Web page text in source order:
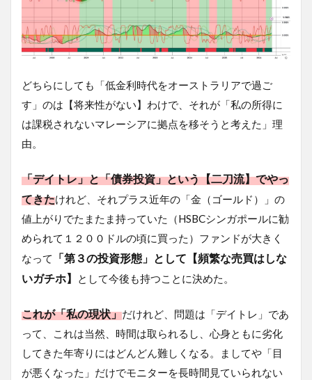
どちらにしても「低金利時代をオーストラリアで過ご
す」のは【将来性がない】わけで、それが「私の所得に
は課税されないマレーシアに拠点を移そうと考えた」理
由。
「デイトレ」と「債券投資」という【二刀流】でやっ
てきたけれど、それプラス近年の「金（ゴールド）」の
値上がりでたまたま持っていた（HSBCシンガポールに勧
められて１２００ドルの頃に買った）ファンドが大きく
なって
「第３の投資形態」として【頻繁な売買はしな
いガチホ】
として今後も持つことに決めた。
これが「私の現状」だけれど、問題は「デイトレ」であ
って、これは当然、時間は取られるし、心身ともに劣化
してきた年寄りにはどんどん難しくなる。ましてや「目
が悪くなった」だけでモニターを長時間見ていられない